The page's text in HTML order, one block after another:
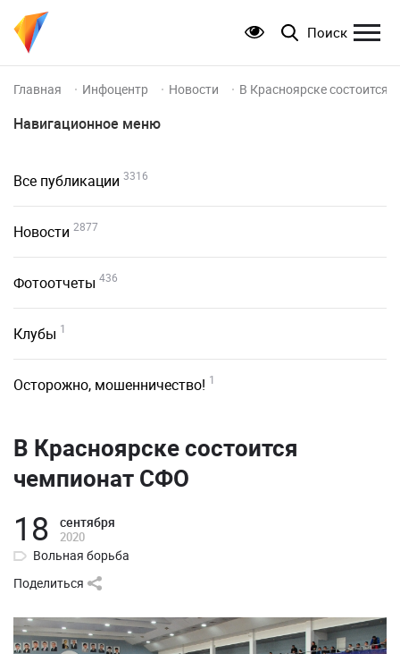
Поиск
Главная Инфоцентр Новости В Красноярске состоится
Навигационное меню
Все публикации 3316
Новости 2877
Фотоотчеты 436
Клубы 1
Осторожно, мошенничество! 1
В Красноярске состоится
чемпионат СФО
18 сентября
2020
Вольная борьба
Поделиться